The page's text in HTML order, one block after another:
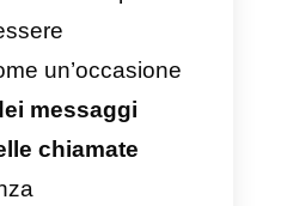
senza troppi sforzi.
la portata del